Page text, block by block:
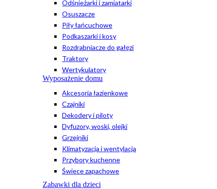
Odśnieżarki i zamiatarki
Osuszacze
Piły łańcuchowe
Podkaszarki i kosy
Rozdrabniacze do gałęzi
Traktory
Wertykulatory
Wyposażenie domu
Akcesoria łazienkowe
Czajniki
Dekodery i piloty
Dyfuzory, woski, olejki
Grzejniki
Klimatyzacja i wentylacja
Przybory kuchenne
Świece zapachowe
Zabawki dla dzieci